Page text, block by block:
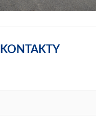
KONTAKTY